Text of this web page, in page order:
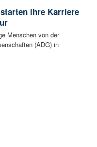
ihre Karriere
Menschen von der
(ADG) in